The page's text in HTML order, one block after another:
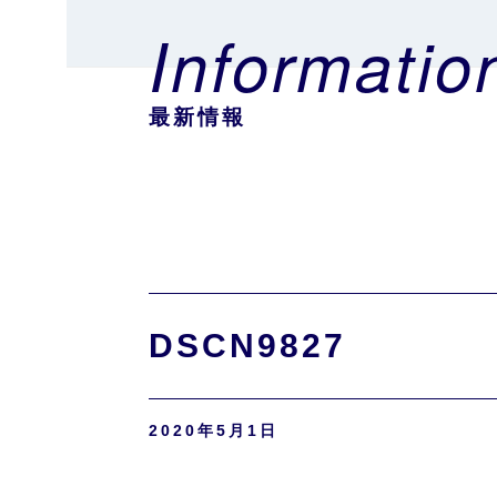
最新情報
DSCN9827
2020年5月1日